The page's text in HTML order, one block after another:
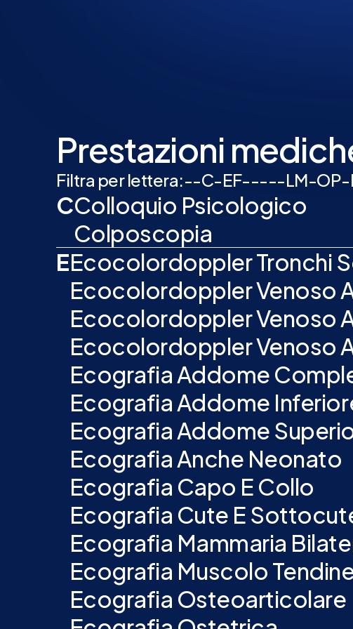
Prestazioni
Filtra per lettera:--C-EF-----LM-OP-
CColloquio Psicologico
Colposcopia
EEcocolordoppler Tronchi
Ecocolordoppler Venoso
Ecocolordoppler Venoso
Ecocolordoppler Venoso
Ecografia Addome
Ecografia Addome
Ecografia Addome
Ecografia Anche Neonato
Ecografia Capo E Collo
Ecografia Cute E
Ecografia Mammaria
Ecografia Muscolo
Ecografia Osteoarticolare